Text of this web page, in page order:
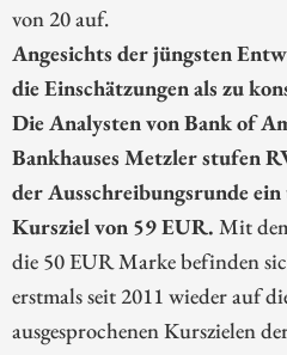
von 20 auf.
Angesichts der jüngsten
die Einschätzungen als zu
Die Analysten von Bank of
Bankhauses Metzler stufen
der Ausschreibungsrunde
Kursziel von 59 EUR. Mit
die 50 EUR Marke befinden
erstmals seit 2011 wieder auf
ausgesprochenen Kurszielen